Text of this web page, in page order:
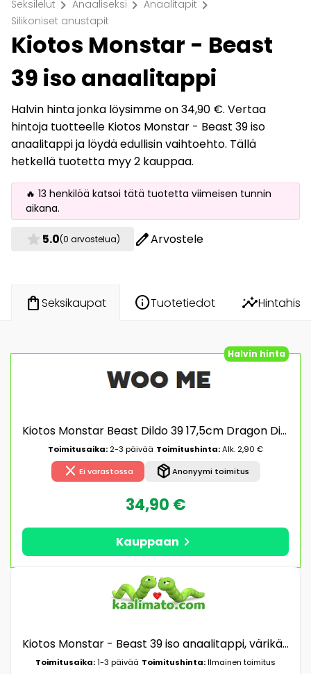
Seksilelut chevron_right Anaaliseksi chevron_right Anaalitapit chevron_right
Silikoniset anustapit
Kiotos Monstar - Beast
39 iso anaalitappi
Halvin hinta jonka löysimme on 34,90 €. Vertaa
hintoja tuotteelle Kiotos Monstar - Beast 39 iso
anaalitappi ja löydä edullisin vaihtoehto. Tällä
hetkellä tuotetta myy 2 kauppaa.
🔥 13 henkilöä katsoi tätä tuotetta viimeisen tunnin
aikana.
star 5.0(0 arvostelua) editArvostele
shopping_bagSeksikaupat infoTuotetiedot insights
Halvin hinta
Kiotos Monstar Beast Dildo 39 17,5cm Dragon Dildo
Toimitusaika: 2-3 päivää Toimitushinta:Alk. 2,90 €
close Ei varastossa package_2Anonyymi toimitus
34,90 €
Kauppaan chevron_right
Kiotos Monstar - Beast 39 iso anaalitappi, värikäs, silikoninen, imukuppi
Toimitusaika:1-3 päivää Toimitushinta:Ilmainen toimitus